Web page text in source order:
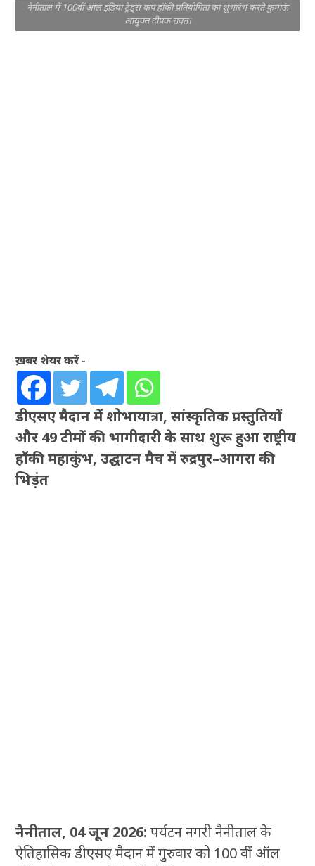
नैनीताल में 100वीं ऑल इंडिया ट्रेड्स कप हॉकी प्रतियोगिता का शुभारंभ करते कुमाऊं
आयुक्त दीपक रावत।
ख़बर शेयर करें -
डीएसए मैदान में शोभायात्रा, सांस्कृतिक प्रस्तुतियों
और 49 टीमों की भागीदारी के साथ शुरू हुआ राष्ट्रीय
हॉकी महाकुंभ, उद्घाटन मैच में रुद्रपुर–आगरा की
भिड़ंत
नैनीताल, 04 जून 2026: पर्यटन नगरी नैनीताल के
ऐतिहासिक डीएसए मैदान में गुरुवार को 100 वीं ऑल